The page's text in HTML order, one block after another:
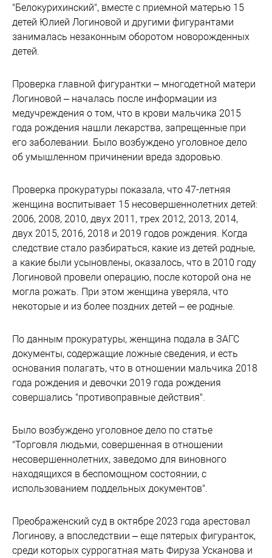
"Белокурихинский", вместе с приемной матерью 15
детей Юлией Логиновой и другими фигурантами
занималась незаконным оборотом новорожденных
детей.
Проверка главной фигурантки – многодетной матери
Логиновой – началась после информации из
медучреждения о том, что в крови мальчика 2015
года рождения нашли лекарства, запрещенные при
его заболевании. Было возбуждено уголовное дело
об умышленном причинении вреда здоровью.
Проверка прокуратуры показала, что 47-летняя
женщина воспитывает 15 несовершеннолетних детей:
2006, 2008, 2010, двух 2011, трех 2012, 2013, 2014,
двух 2015, 2016, 2018 и 2019 годов рождения. Когда
следствие стало разбираться, какие из детей родные,
а какие были усыновлены, оказалось, что в 2010 году
Логиновой провели операцию, после которой она не
могла рожать. При этом женщина уверяла, что
некоторые и из более поздних детей – ее родные.
По данным прокуратуры, женщина подала в ЗАГС
документы, содержащие ложные сведения, и есть
основания полагать, что в отношении мальчика 2018
года рождения и девочки 2019 года рождения
совершались "противоправные действия".
Было возбуждено уголовное дело по статье
"Торговля людьми, совершенная в отношении
несовершеннолетних, заведомо для виновного
находящихся в беспомощном состоянии, с
использованием поддельных документов".
Преображенский суд в октябре 2023 года арестовал
Логинову, а впоследствии – еще пятерых фигуранток,
среди которых суррогатная мать Фируза Усканова и